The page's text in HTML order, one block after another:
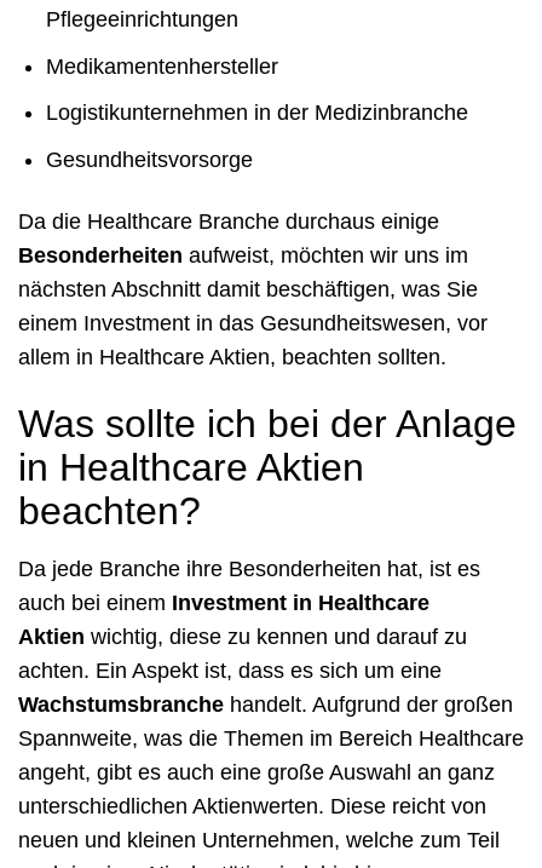
Pflegeeinrichtungen
Medikamentenhersteller
Logistikunternehmen in der Medizinbranche
Gesundheitsvorsorge
Da die Healthcare Branche durchaus einige
Besonderheiten aufweist, möchten wir uns im
nächsten Abschnitt damit beschäftigen, was Sie
einem Investment in das Gesundheitswesen, vor
allem in Healthcare Aktien, beachten sollten.
Was sollte ich bei der Anlage
in Healthcare Aktien
beachten?
Da jede Branche ihre Besonderheiten hat, ist es
auch bei einem Investment in Healthcare
Aktien wichtig, diese zu kennen und darauf zu
achten. Ein Aspekt ist, dass es sich um eine
Wachstumsbranche handelt. Aufgrund der großen
Spannweite, was die Themen im Bereich Healthcare
angeht, gibt es auch eine große Auswahl an ganz
unterschiedlichen Aktienwerten. Diese reicht von
neuen und kleinen Unternehmen, welche zum Teil